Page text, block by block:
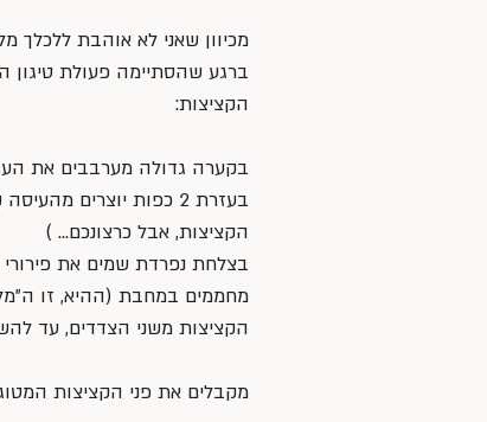
מכיוון שאני לא אוהבת
ברגע שהסתיימה פעולת טיגון
הקציצות:
בקערה גדולה מערבבים את
הקציצות, אבל כרצונכם… )
בצלחת נפרדת שמים את פירורי
הקציצות משני הצדדים, עד
מקבלים את פני הקציצות